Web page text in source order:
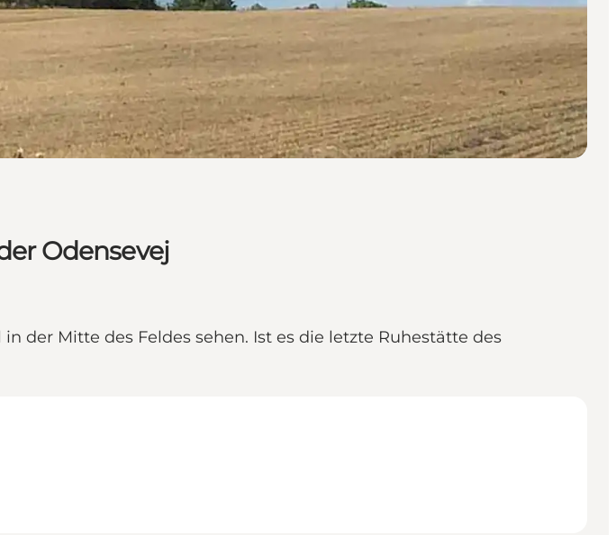
Odensevej
der Mitte des Feldes sehen. Ist es die letzte Ruhestätte des